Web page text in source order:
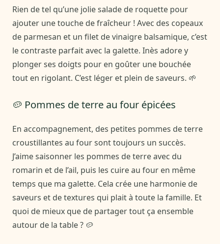
Rien de tel qu’une jolie salade de roquette pour
ajouter une touche de fraîcheur ! Avec des copeaux
de parmesan et un filet de vinaigre balsamique, c’est
le contraste parfait avec la galette. Inès adore y
plonger ses doigts pour en goûter une bouchée
tout en rigolant. C’est léger et plein de saveurs. 🌱
🥔 Pommes de terre au four épicées
En accompagnement, des petites pommes de terre
croustillantes au four sont toujours un succès.
J’aime saisonner les pommes de terre avec du
romarin et de l’ail, puis les cuire au four en même
temps que ma galette. Cela crée une harmonie de
saveurs et de textures qui plait à toute la famille. Et
quoi de mieux que de partager tout ça ensemble
autour de la table ? 🥔